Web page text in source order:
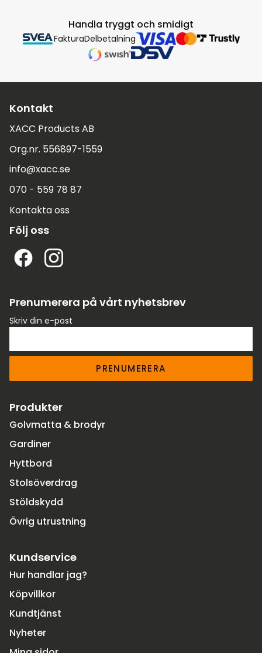
Handla tryggt och smidigt
FakturaDelbetalning
Kontakt
XACC Products AB
Org.nr. 556897-1559
info@xacc.se
070 - 559 78 87
Kontakta oss
Följ oss
Prenumerera på vårt nyhetsbrev
Skriv din e-post
PRENUMERERA
Produkter
Golvmatta & brodyr
Gardiner
Hyttbord
Stolsöverdrag
Stöldskydd
Övrig utrustning
Kundservice
Hur handlar jag?
Köpvillkor
Kundtjänst
Nyheter